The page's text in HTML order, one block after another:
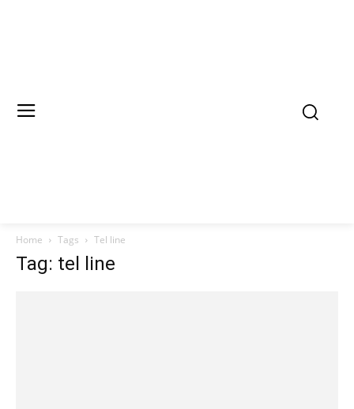
Home Tags Tel line
Tag: tel line